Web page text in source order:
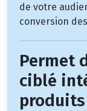
de votre
conversion
Permet
ciblé